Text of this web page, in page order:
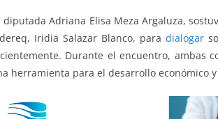
o
o
k
p
p
g
er
m tir
diputada Adriana Elisa Meza Argaluza,
Iridia Salazar Blanco, para dialogar
Durante el encuentro, ambas
herramienta para el desarrollo económico